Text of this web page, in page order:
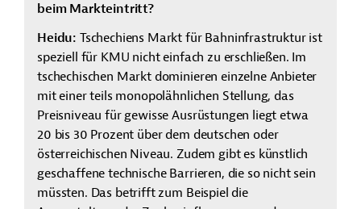
beim Markteintritt?
Heidu: Tschechiens Markt für Bahninfrastruktur ist
speziell für KMU nicht einfach zu erschließen. Im
tschechischen Markt dominieren einzelne Anbieter
mit einer teils monopolähnlichen Stellung, das
Preisniveau für gewisse Ausrüstungen liegt etwa
20 bis 30 Prozent über dem deutschen oder
österreichischen Niveau. Zudem gibt es künstlich
geschaffene technische Barrieren, die so nicht sein
müssten. Das betrifft zum Beispiel die